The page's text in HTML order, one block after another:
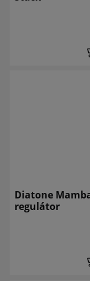
Diatone
regulátor